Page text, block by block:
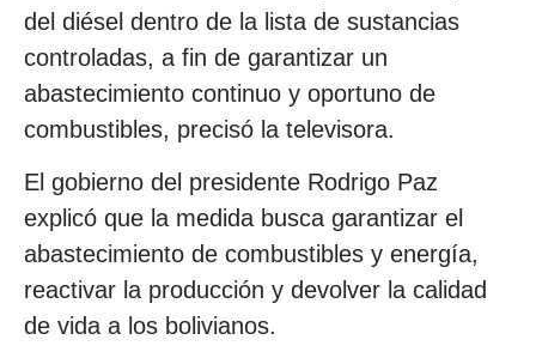
del diésel dentro de la lista de sustancias
controladas, a fin de garantizar un
abastecimiento continuo y oportuno de
combustibles, precisó la televisora.
El gobierno del presidente Rodrigo Paz
explicó que la medida busca garantizar el
abastecimiento de combustibles y energía,
reactivar la producción y devolver la calidad
de vida a los bolivianos.